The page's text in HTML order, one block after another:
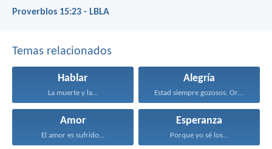
Proverbios 15:23 - LBLA
Temas relacionados
Hablar
La muerte y la...
Alegría
Estad siempre gozosos. Orad...
Amor
El amor es sufrido...
Esperanza
Porque yo sé los...